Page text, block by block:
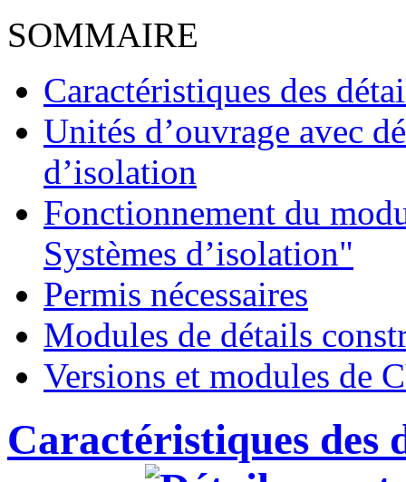
SOMMAIRE
Caractéristiques des
Unités d’ouvrage avec
d’isolation
Fonctionnement du
Systèmes d’isolation"
Permis nécessaires
Modules de détails
Versions et modules de
Caractéristiques des